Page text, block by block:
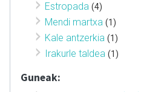
Estropada (4)
Mendi martxa (1)
Kale antzerkia (1)
Irakurle taldea (1)
Guneak: